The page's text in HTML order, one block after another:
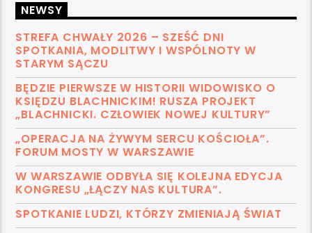
NEWSY
STREFA CHWAŁY 2026 – SZEŚĆ DNI
SPOTKANIA, MODLITWY I WSPÓLNOTY W
STARYM SĄCZU
BĘDZIE PIERWSZE W HISTORII WIDOWISKO O
KSIĘDZU BLACHNICKIM! RUSZA PROJEKT
„BLACHNICKI. CZŁOWIEK NOWEJ KULTURY”
„OPERACJA NA ŻYWYM SERCU KOŚCIOŁA”.
FORUM MOSTY W WARSZAWIE
W WARSZAWIE ODBYŁA SIĘ KOLEJNA EDYCJA
KONGRESU „ŁĄCZY NAS KULTURA”.
SPOTKANIE LUDZI, KTÓRZY ZMIENIAJĄ ŚWIAT